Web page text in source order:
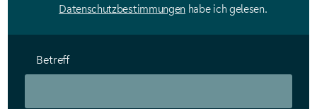
Datenschutzbestimmungen habe ich gelesen.
Betreff